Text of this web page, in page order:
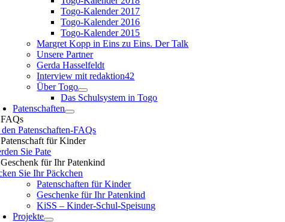
Togo-Kalender 2017
Togo-Kalender 2016
Togo-Kalender 2015
Margret Kopp in Eins zu Eins. Der Talk
Unsere Partner
Gerda Hasselfeldt
Interview mit redaktion42
Über Togo
Das Schulsystem in Togo
Patenschaften
FAQs
Patenschaften-FAQs
Patenschaft für Kinder
Sie Pate
Geschenk für Ihr Patenkind
Sie Ihr Päckchen
Patenschaften für Kinder
Geschenke für Ihr Patenkind
KiSS – Kinder-Schul-Speisung
Projekte